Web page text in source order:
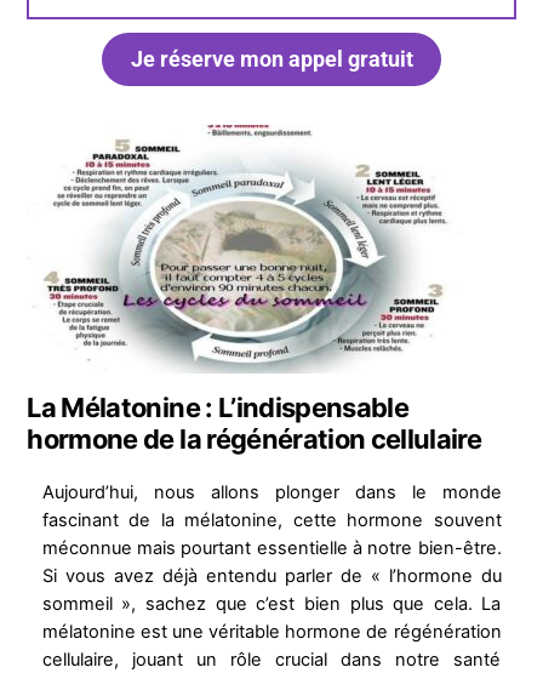
Je réserve mon appel gratuit
La Mélatonine : L’indispensable
hormone de la régénération cellulaire
Aujourd’hui, nous allons plonger dans le monde
fascinant de la mélatonine, cette hormone souvent
méconnue mais pourtant essentielle à notre bien-être.
Si vous avez déjà entendu parler de « l’hormone du
sommeil », sachez que c’est bien plus que cela. La
mélatonine est une véritable hormone de régénération
cellulaire, jouant un rôle crucial dans notre santé